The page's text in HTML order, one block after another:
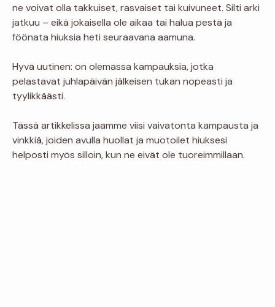
ne voivat olla takkuiset, rasvaiset tai kuivuneet. Silti arki
jatkuu – eikä jokaisella ole aikaa tai halua pestä ja
föönata hiuksia heti seuraavana aamuna.
Hyvä uutinen: on olemassa kampauksia, jotka
pelastavat juhlapäivän jälkeisen tukan nopeasti ja
tyylikkäästi.
Tässä artikkelissa jaamme viisi vaivatonta kampausta ja
vinkkiä, joiden avulla huollat ja muotoilet hiuksesi
helposti myös silloin, kun ne eivät ole tuoreimmillaan.